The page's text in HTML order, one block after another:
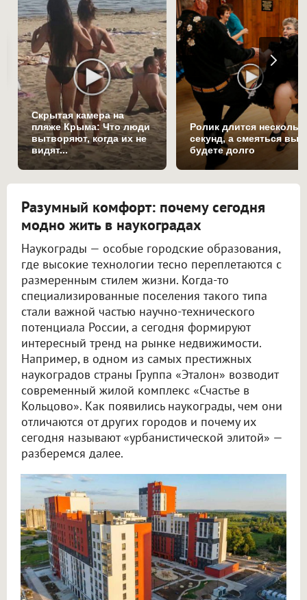
Скрытая камера на
пляже Крыма: Что люди
вытворяют, когда их не
видят...
Ролик длится
секунд, а смеяться вы
будете долго
Разумный комфорт: почему сегодня
модно жить в наукоградах
Наукограды — особые городские образования,
где высокие технологии тесно переплетаются с
размеренным стилем жизни. Когда-то
специализированные поселения такого типа
стали важной частью научно-технического
потенциала России, а сегодня формируют
интересный тренд на рынке недвижимости.
Например, в одном из самых престижных
наукоградов страны Группа «Эталон» возводит
современный жилой комплекс «Счастье в
Кольцово». Как появились наукограды, чем они
отличаются от других городов и почему их
сегодня называют «урбанистической элитой» —
разберемся далее.